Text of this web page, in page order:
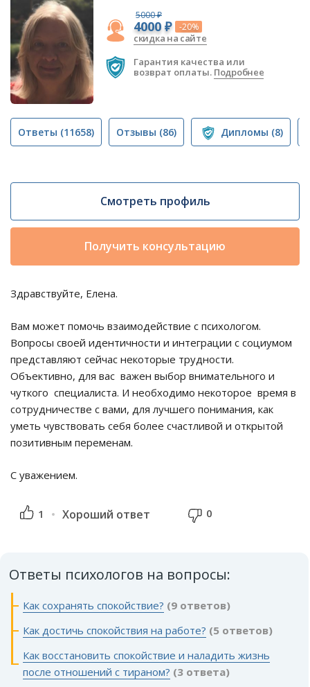
5000 ₽
4000 ₽ -20%
скидка на сайте
Гарантия качества или
возврат оплаты. Подробнее
Ответы (11658) Отзывы (86) Дипломы (8)
Смотреть профиль
Получить консультацию
Здравствуйте, Елена.
Вам может помочь взаимодействие с психологом.
Вопросы своей идентичности и интеграции с социумом
представляют сейчас некоторые трудности.
Объективно, для вас важен выбор внимательного и
чуткого специалиста. И необходимо некоторое время в
сотрудничестве с вами, для лучшего понимания, как
уметь чувствовать себя более счастливой и открытой
позитивным переменам.
С уважением.
1 Хороший ответ 0
Ответы психологов на вопросы:
Как сохранять спокойствие? (9 ответов)
Как достичь спокойствия на работе? (5 ответов)
Как восстановить спокойствие и наладить жизнь
после отношений с тираном? (3 ответа)